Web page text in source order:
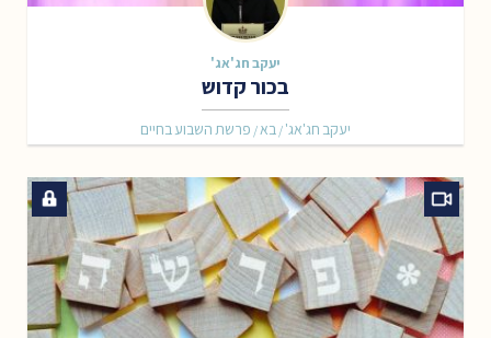
יעקב חג'אג'
בכור קדוש
פרשת השבוע בחיים /בא / יעקב חג'אג'